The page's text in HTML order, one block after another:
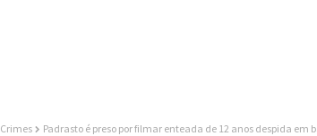
Crimes Padrasto é preso por filmar enteada de 12 anos despida